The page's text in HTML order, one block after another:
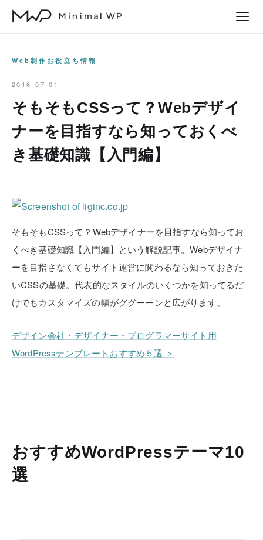
Web制作お役立ち情報
2016-07-01
そもそもCSSって？Webデザイ
ナーを目指すなら知っておくべ
き基礎知識【入門編】
そもそもCSSって？Webデザイナーを目指すなら知ってお
くべき基礎知識【入門編】という解説記事。Webデザイナ
ーを目指さなくてもサイト運営に関わるなら知っておきた
いCSSの基礎。代表的なスタイルのいくつかを知ってるだ
けでもカスタマイズの幅がググーーンと広がります。
デザイン会社・デザイナー・プログラマーサイト用
WordPressテンプレートおすすめ５選 ＞
おすすめWordPressテーマ10
選